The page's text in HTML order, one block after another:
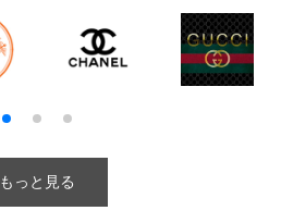
もっと見る